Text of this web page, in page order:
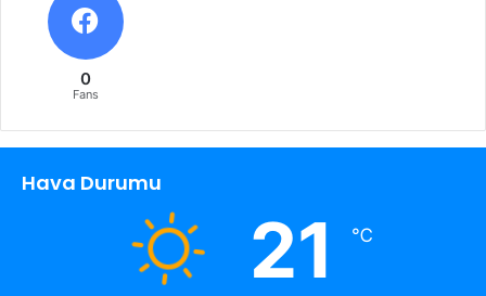
0
Fans
Hava Durumu
21 ℃